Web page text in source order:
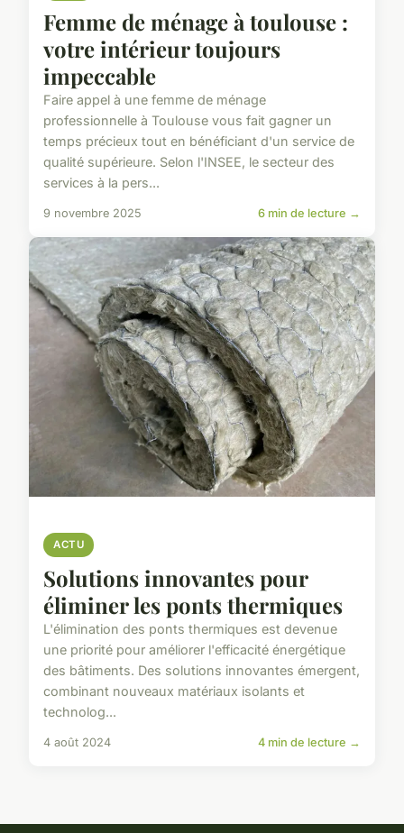
Femme de ménage à toulouse :
votre intérieur toujours
impeccable
Faire appel à une femme de ménage
professionnelle à Toulouse vous fait gagner un
temps précieux tout en bénéficiant d'un service de
qualité supérieure. Selon l'INSEE, le secteur des
services à la pers...
9 novembre 2025 6 min de lecture →
ACTU
Solutions innovantes pour
éliminer les ponts thermiques
L'élimination des ponts thermiques est devenue
une priorité pour améliorer l'efficacité énergétique
des bâtiments. Des solutions innovantes émergent,
combinant nouveaux matériaux isolants et
technolog...
4 août 2024 4 min de lecture →